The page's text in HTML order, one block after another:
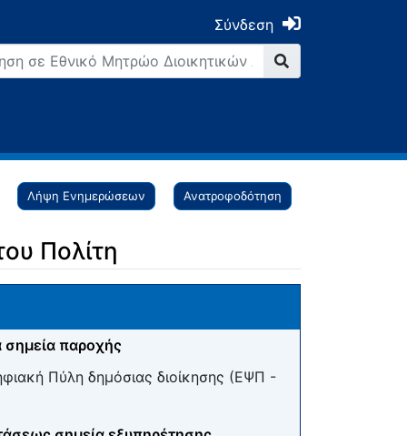
Σύνδεση
Λήψη Ενημερώσεων Ανατροφοδότηση
Πολίτη
παροχής
Πύλη δημόσιας διοίκησης (ΕΨΠ -